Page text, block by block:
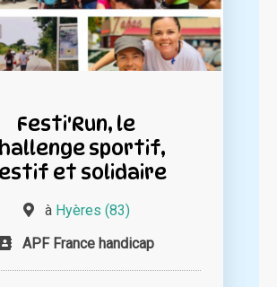
Festi'Run, le
sportif,
et solidaire
à Hyères (83)
APF France handicap